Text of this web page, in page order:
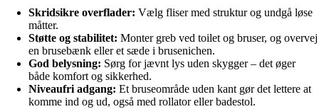
Skridsikre overflader: Vælg fliser med struktur og undgå løse
måtter.
Støtte og stabilitet: Monter greb ved toilet og bruser, og overvej
en brusebænk eller et sæde i brusenichen.
God belysning: Sørg for jævnt lys uden skygger – det øger
både komfort og sikkerhed.
Niveaufri adgang: Et bruseområde uden kant gør det lettere at
komme ind og ud, også med rollator eller badestol.